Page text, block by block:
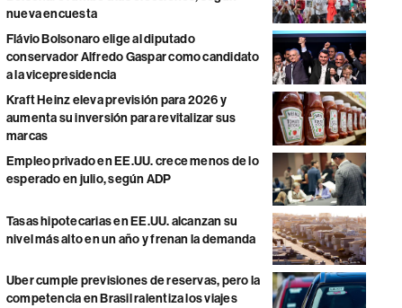
nueva encuesta
Flávio Bolsonaro elige al diputado
conservador Alfredo Gaspar como candidato
a la vicepresidencia
Kraft Heinz eleva previsión para 2026 y
aumenta su inversión para revitalizar sus
marcas
Empleo privado en EE.UU. crece menos de lo
esperado en julio, según ADP
Tasas hipotecarias en EE.UU. alcanzan su
nivel más alto en un año y frenan la demanda
Uber cumple previsiones de reservas, pero la
competencia en Brasil ralentiza los viajes